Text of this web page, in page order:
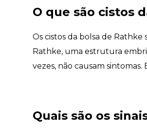
O que são cistos
Os cistos da bolsa de
Rathke, uma estrutura
vezes, não causam
Quais são os